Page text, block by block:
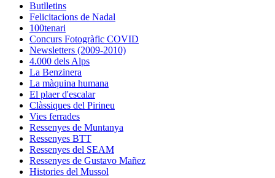
Butlletins
Felicitacions de Nadal
100tenari
Concurs Fotogràfic COVID
Newsletters (2009-2010)
4.000 dels Alps
La Benzinera
La màquina humana
El plaer d'escalar
Clàssiques del Pirineu
Vies ferrades
Ressenyes de Muntanya
Ressenyes BTT
Ressenyes del SEAM
Ressenyes de Gustavo Mañez
Histories del Mussol